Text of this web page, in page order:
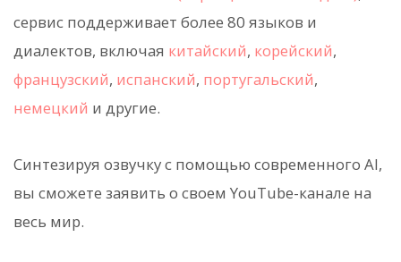
сервис поддерживает более 80 языков и
диалектов, включая китайский, корейский,
французский, испанский, португальский,
немецкий и другие.
Синтезируя озвучку с помощью современного AI,
вы сможете заявить о своем YouTube-канале на
весь мир.